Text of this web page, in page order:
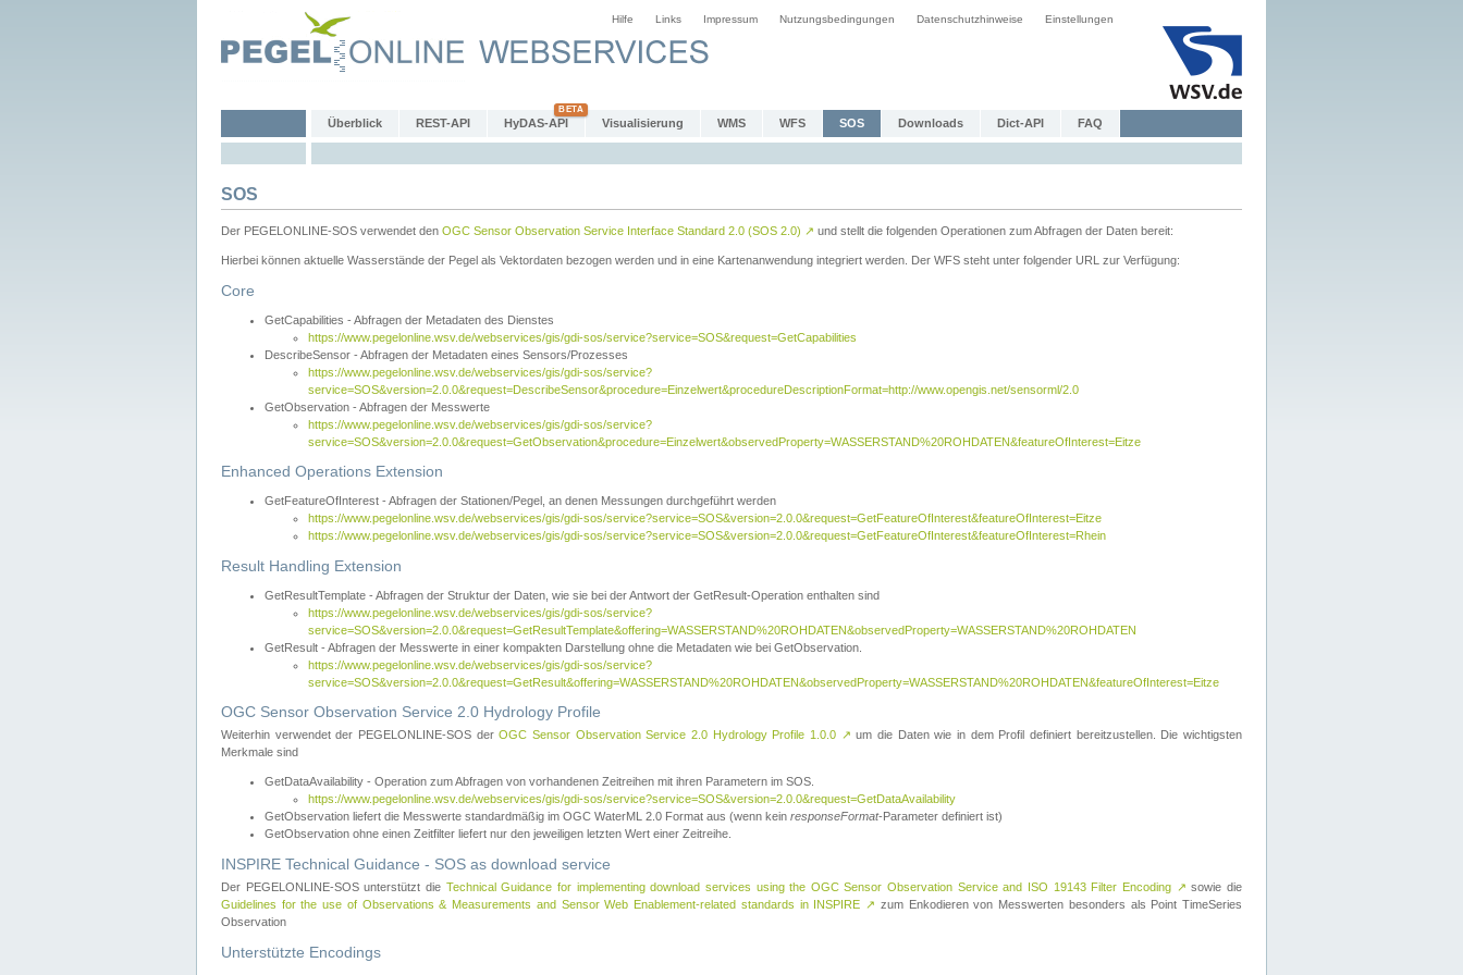
Hilfe Links Impressum Nutzungsbedingungen Datenschutzhinweise Einstellungen
Überblick REST-API HyDAS-API Visualisierung WMS WFS SOS Downloads Dict-API FAQ
SOS
Der PEGELONLINE-SOS verwendet den OGC Sensor Observation Service Interface Standard 2.0 (SOS 2.0) ↗ und stellt die folgenden Operationen zum Abfragen der Daten bereit:
Hierbei können aktuelle Wasserstände der Pegel als Vektordaten bezogen werden und in eine Kartenanwendung integriert werden. Der WFS steht unter folgender URL zur Verfügung:
Core
GetCapabilities - Abfragen der Metadaten des Dienstes
https://www.pegelonline.wsv.de/webservices/gis/gdi-sos/service?service=SOS&request=GetCapabilities
DescribeSensor - Abfragen der Metadaten eines Sensors/Prozesses
https://www.pegelonline.wsv.de/webservices/gis/gdi-sos/service?
service=SOS&version=2.0.0&request=DescribeSensor&procedure=Einzelwert&procedureDescriptionFormat=http://www.opengis.net/sensorml/2.0
GetObservation - Abfragen der Messwerte
https://www.pegelonline.wsv.de/webservices/gis/gdi-sos/service?
service=SOS&version=2.0.0&request=GetObservation&procedure=Einzelwert&observedProperty=WASSERSTAND%20ROHDATEN&featureOfInterest=Eitze
Enhanced Operations Extension
GetFeatureOfInterest - Abfragen der Stationen/Pegel, an denen Messungen durchgeführt werden
https://www.pegelonline.wsv.de/webservices/gis/gdi-sos/service?service=SOS&version=2.0.0&request=GetFeatureOfInterest&featureOfInterest=Eitze
https://www.pegelonline.wsv.de/webservices/gis/gdi-sos/service?service=SOS&version=2.0.0&request=GetFeatureOfInterest&featureOfInterest=Rhein
Result Handling Extension
GetResultTemplate - Abfragen der Struktur der Daten, wie sie bei der Antwort der GetResult-Operation enthalten sind
https://www.pegelonline.wsv.de/webservices/gis/gdi-sos/service?
service=SOS&version=2.0.0&request=GetResultTemplate&offering=WASSERSTAND%20ROHDATEN&observedProperty=WASSERSTAND%20ROHDATEN
GetResult - Abfragen der Messwerte in einer kompakten Darstellung ohne die Metadaten wie bei GetObservation.
https://www.pegelonline.wsv.de/webservices/gis/gdi-sos/service?
service=SOS&version=2.0.0&request=GetResult&offering=WASSERSTAND%20ROHDATEN&observedProperty=WASSERSTAND%20ROHDATEN&featureOfInterest=Eitze
OGC Sensor Observation Service 2.0 Hydrology Profile
Weiterhin verwendet der PEGELONLINE-SOS derOGC Sensor Observation Service 2.0 Hydrology Profile 1.0.0 ↗ um die Daten wie in dem Profil definiert bereitzustellen. Die wichtigsten
Merkmale sind
GetDataAvailability - Operation zum Abfragen von vorhandenen Zeitreihen mit ihren Parametern im SOS.
https://www.pegelonline.wsv.de/webservices/gis/gdi-sos/service?service=SOS&version=2.0.0&request=GetDataAvailability
GetObservation liefert die Messwerte standardmäßig im OGC WaterML 2.0 Format aus (wenn kein responseFormat-Parameter definiert ist)
GetObservation ohne einen Zeitfilter liefert nur den jeweiligen letzten Wert einer Zeitreihe.
INSPIRE Technical Guidance - SOS as download service
Der PEGELONLINE-SOS unterstützt die Technical Guidance for implementing download services using the OGC Sensor Observation Service and ISO 19143 Filter Encoding ↗ sowie die
Guidelines for the use of Observations & Measurements and Sensor Web Enablement-related standards in INSPIRE ↗ zum Enkodieren von Messwerten besonders als Point TimeSeries
Observation
Unterstützte Encodings